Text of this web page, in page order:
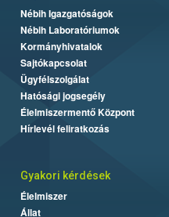
Nébih Igazgatóságok
Nébih Laboratóriumok
Kormányhivatalok
Sajtókapcsolat
Ügyfélszolgálat
Hatósági jogsegély
Élelmiszermentő Központ
Hírlevél feliratkozás
Gyakori kérdések
Élelmiszer
Állat